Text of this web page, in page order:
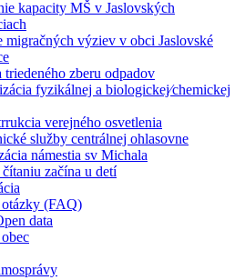
kapacity MŠ v Jaslovských
migračných výziev v obci Jaslovské
triedeného zberu odpadov
fyzikálnej a biologickej⁄chemickej
verejného osvetlenia
služby centrálnej ohlasovne
námestia sv Michala
začína u detí
otázky (FAQ)
data